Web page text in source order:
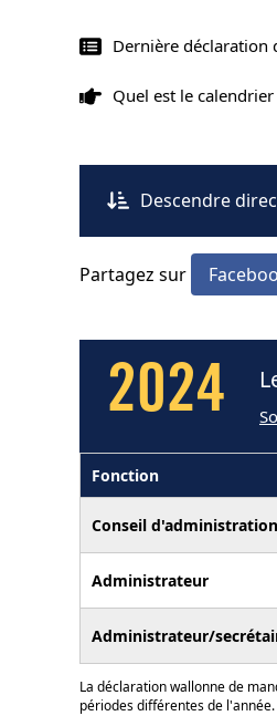
Dernière déclaration
Quel est le
Descendre
Partagez sur
2024
Fonction
Conseil
Administrateur
Administrateur/
La déclaration wallonne de
périodes différentes de l'année.